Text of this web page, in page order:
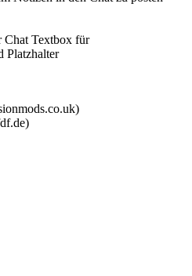
Textbox für
Platzhalter